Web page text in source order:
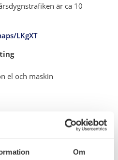
Om
är ca 10
LKgXT
el och maskin